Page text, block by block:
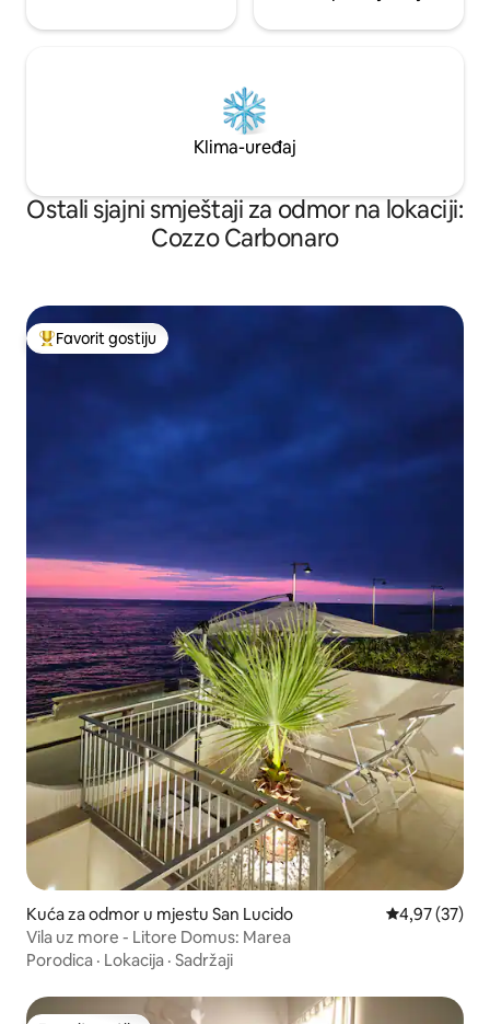
Klima-uređaj
Ostali sjajni smještaji za odmor na lokaciji:
Cozzo Carbonaro
Glavni favorit gostiju
Favorit gostiju
Kuća za odmor u mjestu San Lucido Prosječna
4,97 (37)
Vila uz more - Litore Domus: Marea
Porodica · Lokacija · Sadržaji